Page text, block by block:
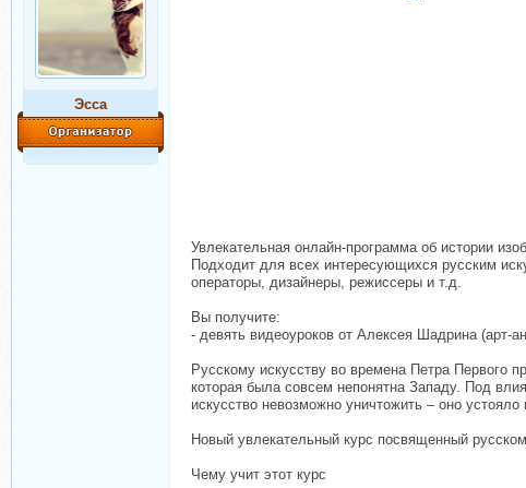
Эсса
Увлекательная онлайн-программа об истории
Подходит для всех интересующихся русским
операторы, дизайнеры, режиссеры и т.д.
Вы получите:
- девять видеоуроков от Алексея Шадрина (арт-
Русскому искусству во времена Петра Первого
которая была совсем непонятна Западу. Под
искусство невозможно уничтожить – оно
Новый увлекательный курс посвященный
Чему учит этот курс